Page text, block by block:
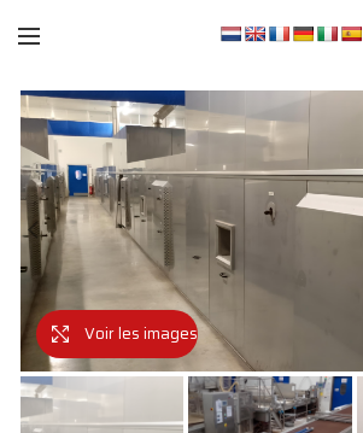
Voir les images